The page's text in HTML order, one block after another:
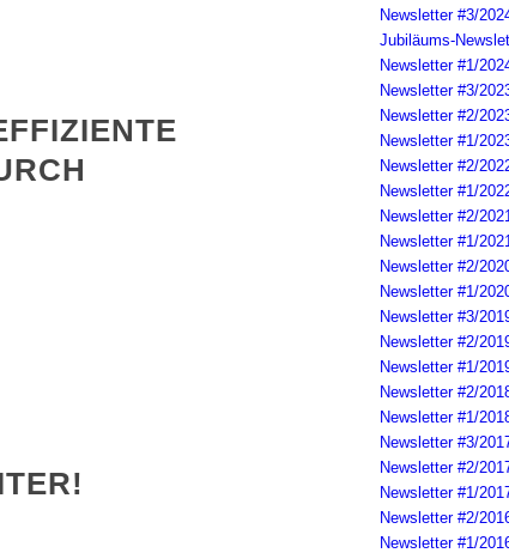
Newsletter #3/
Jubiläums-
Newsletter #1/
Newsletter #3/
Newsletter #2/
Newsletter #1/
Newsletter #2/
Newsletter #1/
Newsletter #2/
Newsletter #1/
Newsletter #2/
Newsletter #1/
Newsletter #3/
Newsletter #2/
Newsletter #1/
Newsletter #2/
Newsletter #1/
Newsletter #3/
Newsletter #2/
Newsletter #1/
Newsletter #2/
Newsletter #1/